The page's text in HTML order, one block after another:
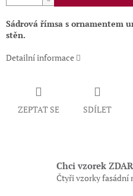
Sádrová římsa s ornamentem
stěn.
Detailní informace
ZEPTAT SE SDÍLET
Chci vzorek
Čtyři vzorky fasádní